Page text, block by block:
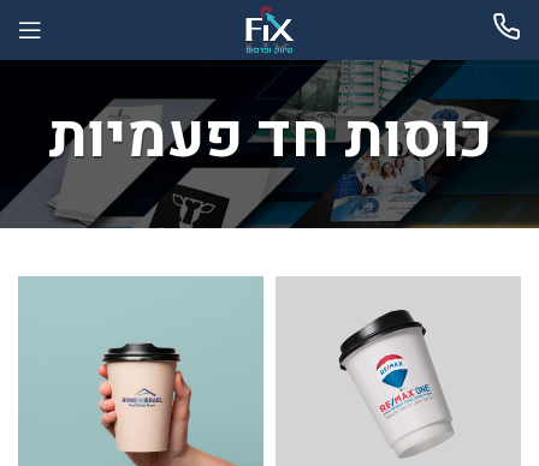
כוסות חד פעמיות